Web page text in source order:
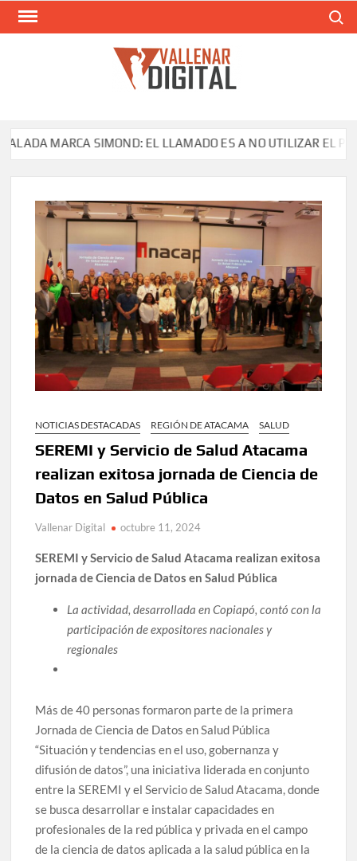
Saltar
MARCA SIMOND: EL LLAMADO ES A NO UTILIZAR EL
NOTICIAS DESTACADAS REGIÓN DE ATACAMA SALUD
SEREMI y Servicio de Salud Atacama
realizan exitosa jornada de Ciencia de
Datos en Salud Pública
Vallenar Digital octubre 11, 2024
SEREMI y Servicio de Salud Atacama realizan exitosa
jornada de Ciencia de Datos en Salud Pública
La actividad, desarrollada en Copiapó, contó con la
participación de expositores nacionales y
regionales
Más de 40 personas formaron parte de la primera
Jornada de Ciencia de Datos en Salud Pública
“Situación y tendencias en el uso, gobernanza y
difusión de datos”, una iniciativa liderada en conjunto
entre la SEREMI y el Servicio de Salud Atacama, donde
se busca desarrollar e instalar capacidades en
profesionales de la red pública y privada en el campo
de la ciencia de datos aplicada a la salud pública en la